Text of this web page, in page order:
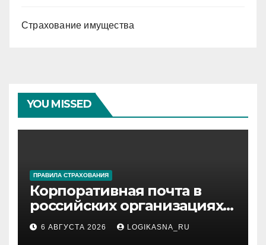
Страхование имущества
YOU MISSED
ПРАВИЛА СТРАХОВАНИЯ
Корпоративная почта в
российских организациях:
инфраструктура,
протоколы и безопасность
6 АВГУСТА 2026 LOGIKASNA_RU